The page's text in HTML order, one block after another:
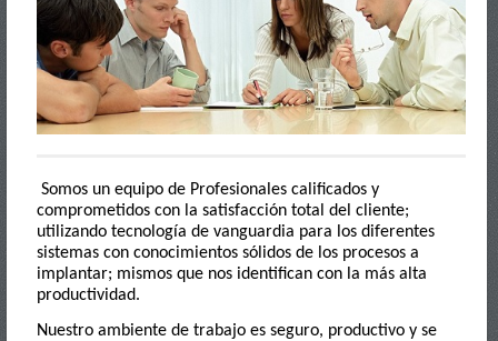
Somos un equipo de Profesionales calificados y
comprometidos con la satisfacción total del cliente;
utilizando tecnología de vanguardia para los diferentes
sistemas con conocimientos sólidos de los procesos a
implantar; mismos que nos identifican con la más alta
productividad.
Nuestro ambiente de trabajo es seguro, productivo y se